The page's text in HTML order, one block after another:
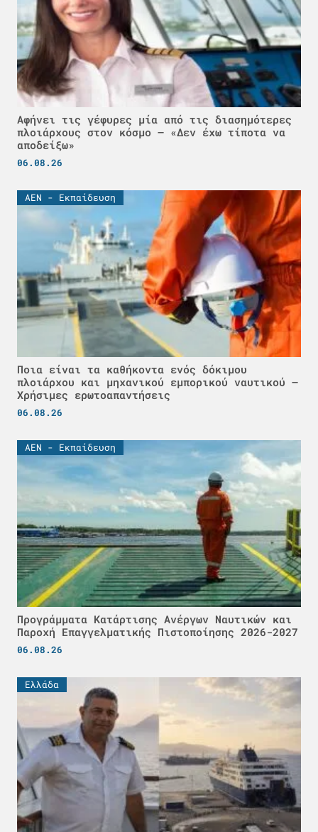
Αφήνει τις γέφυρες μία από τις διασημότερες
πλοιάρχους στον κόσμο – «Δεν έχω τίποτα να
αποδείξω»
06.08.26
ΑΕΝ - Εκπαίδευση
Ποια είναι τα καθήκοντα ενός δόκιμου
πλοιάρχου και μηχανικού εμπορικού ναυτικού –
Χρήσιμες ερωτοαπαντήσεις
06.08.26
ΑΕΝ - Εκπαίδευση
Προγράμματα Κατάρτισης Ανέργων Ναυτικών και
Παροχή Επαγγελματικής Πιστοποίησης 2026-2027
06.08.26
Ελλάδα